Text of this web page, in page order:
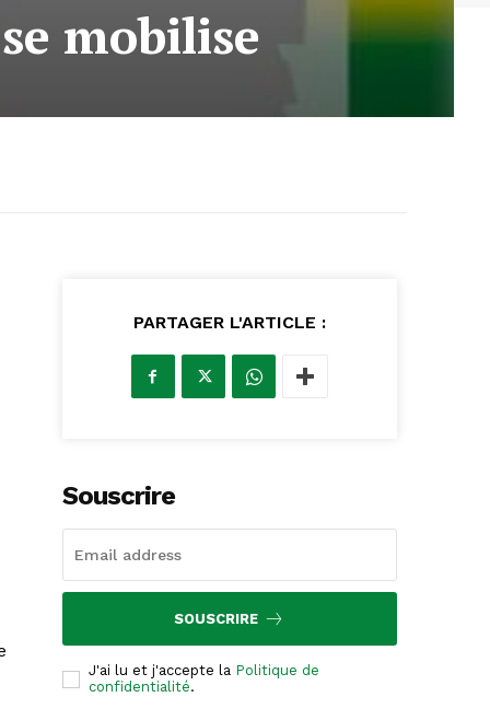
mobilise
PARTAGER L'ARTICLE :
Souscrire
SOUSCRIRE
J'ai lu et j'accepte la Politique de
confidentialité.